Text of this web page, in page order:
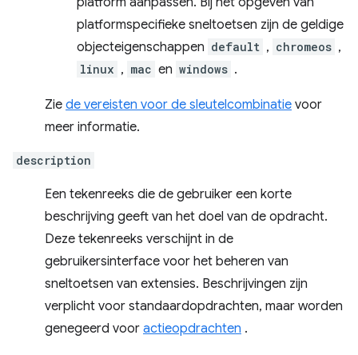
platformspecifieke sneltoetsen zijn de geldige
objecteigenschappen default , chromeos ,
linux , mac en windows .
Zie de vereisten voor de sleutelcombinatie voor
meer informatie.
description
Een tekenreeks die de gebruiker een korte
beschrijving geeft van het doel van de opdracht.
Deze tekenreeks verschijnt in de
gebruikersinterface voor het beheren van
sneltoetsen van extensies. Beschrijvingen zijn
verplicht voor standaardopdrachten, maar worden
genegeerd voor actieopdrachten .